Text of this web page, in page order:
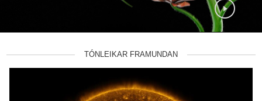
TÓNLEIKAR FRAMUNDAN